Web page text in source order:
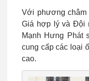
Với phương châm
Giá hợp lý và Đội
Mạnh Hưng Phát
cung cấp các loại
cao.